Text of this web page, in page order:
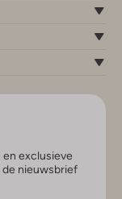
exclusieve
de nieuwsbrief